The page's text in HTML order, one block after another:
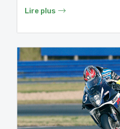
Lire plus